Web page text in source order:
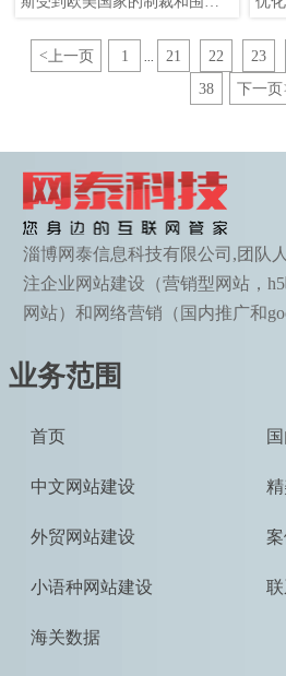
斯市场，而其位置正被中国的
同类产品所取代，中俄贸易也
独
它
歌
抓
< 上一页 1 21 22 23
38 下一页
淄博网泰信息科技有限公司,团队
注企业网站建设（营销型网站，
网站）和网络营销（国内推广和
业务范围
首页
中文网站建设
外贸网站建设
小语种网站建设
海关数据